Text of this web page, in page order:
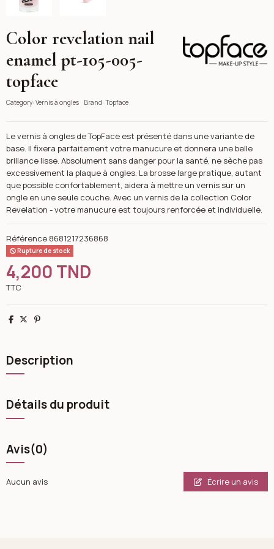
Color revelation nail
enamel pt-105-005-
topface
Category: Vernis à ongles Brand: Topface
Le vernis à ongles de TopFace est présenté dans une variante de
base. Il fixera parfaitement votre manucure et donnera une belle
brillance lisse. Absolument sans danger pour la santé, ne sèche pas
excessivement la plaque à ongles. La brosse large pratique, autant
que possible confortablement, aidera à mettre un vernis sur un
ongle en une seule couche. Avec un vernis de la collection Color
Revelation - votre manucure est toujours renforcée et individuelle.
Référence 8681217236868
Rupture de stock
4,200 TND
TTC
Partager
TweetPinterest
Description
Détails du produit
Avis(0)
Aucun avis Écrire un avis